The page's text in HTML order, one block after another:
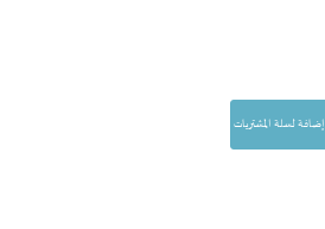
إضافة لسلة المشتريات